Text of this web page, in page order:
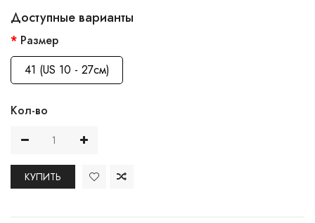
Доступные варианты
Размер
41 (US 10 - 27см)
Кол-во
КУПИТЬ